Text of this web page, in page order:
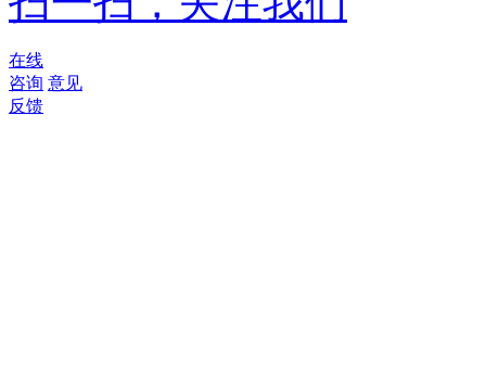
在线
咨询 意见
反馈